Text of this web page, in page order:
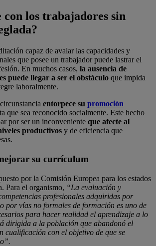
con los trabajadores sin
capaz de avalar las capacidades y
que posee un trabajador puede lastrar el
En muchos casos, la ausencia de
puede llegar a ser el obstáculo que impida
laboralmente.
entorpece su promoción
que sea reconocido socialmente. Este hecho
por ser un inconveniente que afecte al
productivos y de eficiencia que
su currículum
por la Comisión Europea para los estados
Para el organismo, “La evaluación y
profesionales adquiridas por
por vías no formales de formación es uno de
para hacer realidad el aprendizaje a lo
dirigida a la población que abandonó el
cualificación con el objetivo de que se